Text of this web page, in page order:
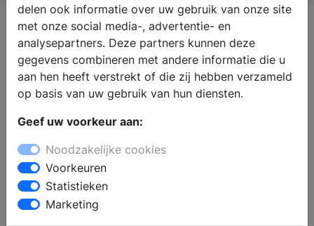
Haarden inspiratie online magazine
Waarom een stille pelletkachel zoveel
verschil maakt
delen ook informatie over uw gebruik van onze site
met onze social media-, advertentie- en
analysepartners. Deze partners kunnen deze
gegevens combineren met andere informatie die u
aan hen heeft verstrekt of die zij hebben verzameld
op basis van uw gebruik van hun diensten.
Geef uw voorkeur aan:
Noodzakelijke cookies
Voorkeuren
Statistieken
Marketing